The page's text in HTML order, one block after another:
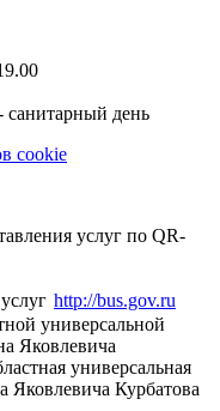
санитарный день
cookie
услуг по QR-
http://bus.gov.ru
универсальной
Яковлевича
универсальная
Яковлевича Курбатова